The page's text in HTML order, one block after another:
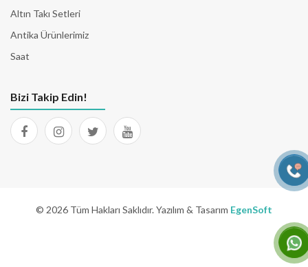
Altın Takı Setleri
Antika Ürünlerimiz
Saat
Bizi Takip Edin!
© 2026 Tüm Hakları Saklıdır. Yazılım & Tasarım EgenSoft